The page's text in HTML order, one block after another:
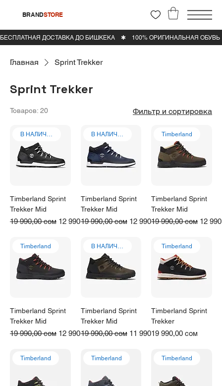
BRANDSTORE
Главная Sprint Trekker
Sprint Trekker
Товаров: 20 Фильтр и сортировка
В НАЛИЧИИ
Timberland Sprint
Trekker Mid
Обычная цена
19 990,00 сом Цена со скидкой
12 990,00 сом
В НАЛИЧИИ
Timberland Sprint
Trekker Mid
Обычная цена
19 990,00 сом Цена со скидкой
12 990,00 сом
Timberland
Timberland Sprint
Trekker Mid
Обычная цена
19 990,00 сом Цена
12
Timberland
Timberland Sprint
Trekker Mid
Обычная цена
19 990,00 сом Цена со скидкой
12 990,00 сом
В НАЛИЧИИ
Timberland Sprint
Trekker Mid
Обычная цена
19 990,00 сом Цена со скидкой
11 990,00 сом
Timberland
Timberland Sprint
Trekker
Цена
19 990,00 сом
Timberland Timberland Timberland